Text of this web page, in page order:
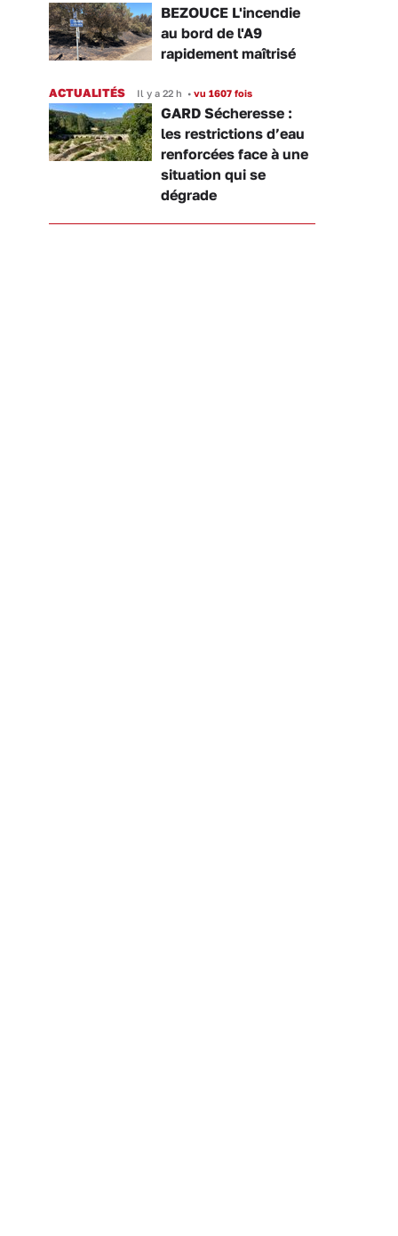
BEZOUCE L'incendie
au bord de l'A9
rapidement maîtrisé
ACTUALITÉS Il y a 22 h • vu 1607 fois
GARD Sécheresse :
les restrictions d’eau
renforcées face à une
situation qui se
dégrade